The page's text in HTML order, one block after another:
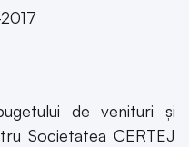
de venituri și
Societatea CERTEJ